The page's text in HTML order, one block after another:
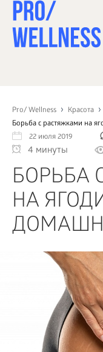
Pro/ Wellness
Красота
Борьба с растяжками на
22 июля 2019
4 минуты
БОРЬБА
НА
СПОРТ
ЗДОРОВЬЕ
КРАСОТА
ПСИХОЛОГИЯ
ДЕТИ
ДОМ
КАК?
БИЗНЕС